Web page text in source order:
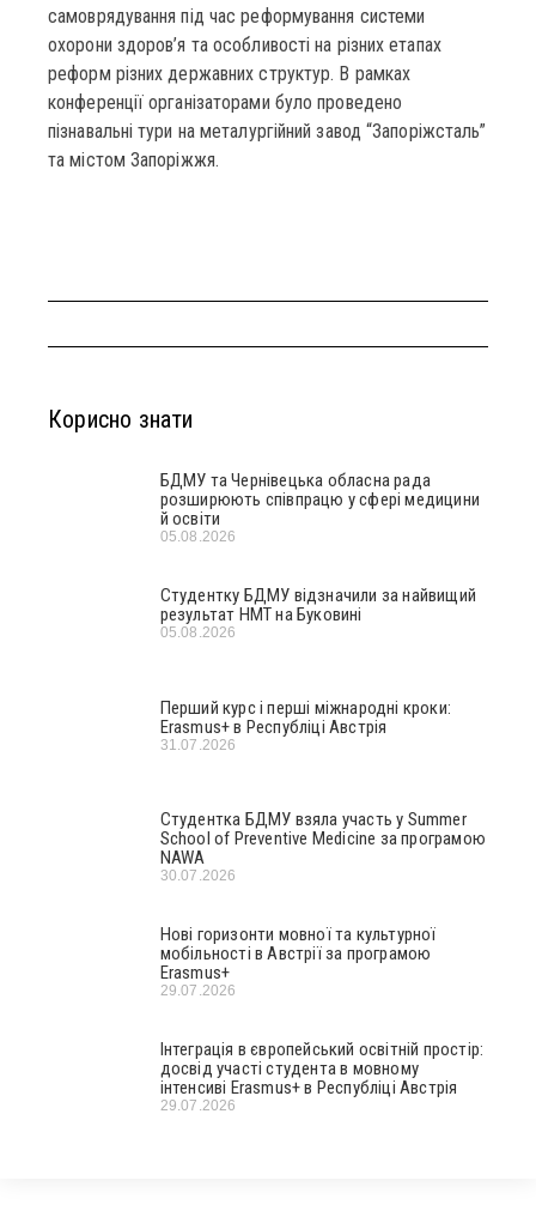
самоврядування під час реформування системи
охорони здоров’я та особливості на різних етапах
реформ різних державних структур. В рамках
конференції організаторами було проведено
пізнавальні тури на металургійний завод “Запоріжсталь”
та містом Запоріжжя.
Корисно знати
БДМУ та Чернівецька обласна рада
розширюють співпрацю у сфері медицини
й освіти
05.08.2026
Студентку БДМУ відзначили за найвищий
результат НМТ на Буковині
05.08.2026
Перший курс і перші міжнародні кроки:
Erasmus+ в Республіці Австрія
31.07.2026
Студентка БДМУ взяла участь у Summer
School of Preventive Medicine за програмою
NAWA
30.07.2026
Нові горизонти мовної та культурної
мобільності в Австрії за програмою
Erasmus+
29.07.2026
Інтеграція в європейський освітній простір:
досвід участі студента в мовному
інтенсиві Erasmus+ в Республіці Австрія
29.07.2026